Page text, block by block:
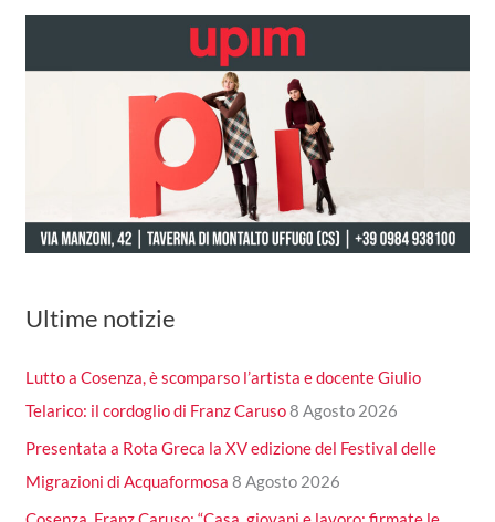
Ultime notizie
Lutto a Cosenza, è scomparso l’artista e docente Giulio
Telarico: il cordoglio di Franz Caruso8 Agosto 2026
Presentata a Rota Greca la XV edizione del Festival delle
Migrazioni di Acquaformosa 8 Agosto 2026